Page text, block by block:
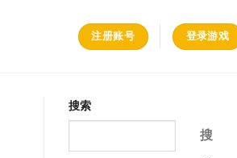
注册账号 登录游戏
搜索
搜